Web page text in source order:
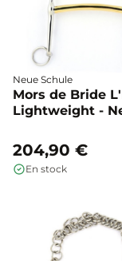
Neue Schule
Mors de Bride
Lightweight -
204,90 €
En stock